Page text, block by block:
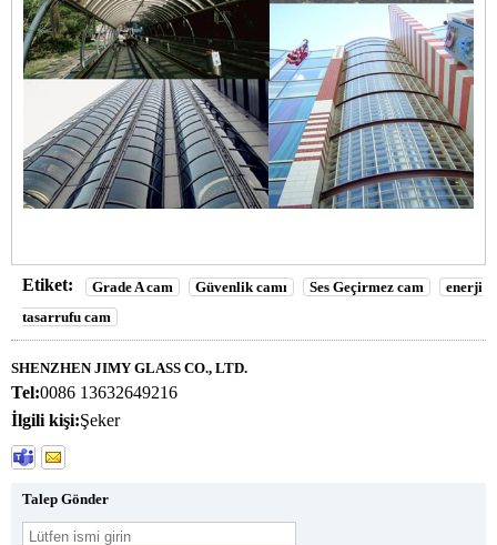
Etiket: Grade A cam Güvenlik camı Ses Geçirmez cam
enerji
tasarrufu cam
SHENZHEN JIMY GLASS CO., LTD.
Tel:0086 13632649216
İlgili kişi:Şeker
Talep Gönder